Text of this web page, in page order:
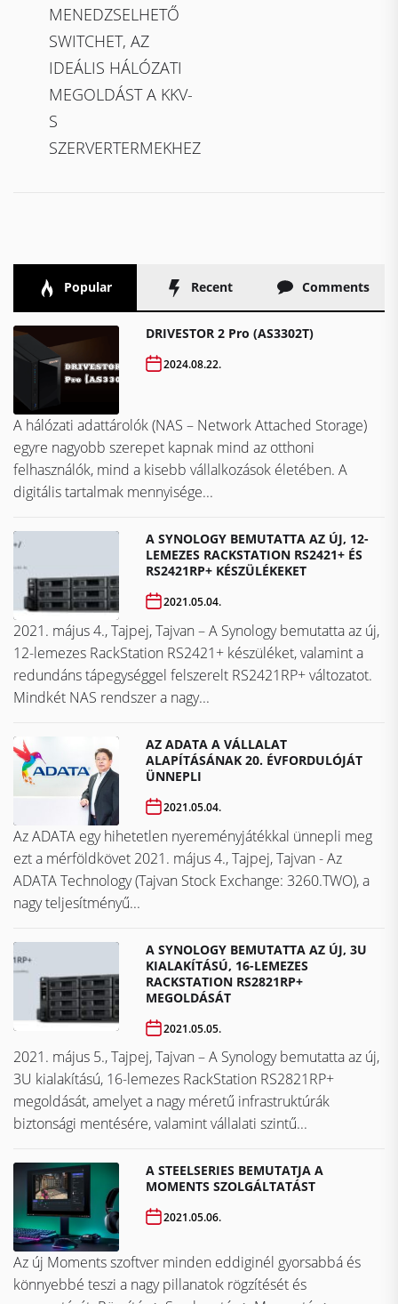
MENEDZSELHETŐ
SWITCHET, AZ
IDEÁLIS HÁLÓZATI
MEGOLDÁST A KKV-
S
SZERVERTERMEKHEZ
Popular Recent Comments
DRIVESTOR 2 Pro (AS3302T)
2024.08.22.
A hálózati adattárolók (NAS – Network Attached Storage)
egyre nagyobb szerepet kapnak mind az otthoni
felhasználók, mind a kisebb vállalkozások életében. A
digitális tartalmak mennyisége...
A SYNOLOGY BEMUTATTA AZ ÚJ, 12-
LEMEZES RACKSTATION RS2421+ ÉS
RS2421RP+ KÉSZÜLÉKEKET
2021.05.04.
2021. május 4., Tajpej, Tajvan – A Synology bemutatta az új,
12-lemezes RackStation RS2421+ készüléket, valamint a
redundáns tápegységgel felszerelt RS2421RP+ változatot.
Mindkét NAS rendszer a nagy...
AZ ADATA A VÁLLALAT
ALAPÍTÁSÁNAK 20. ÉVFORDULÓJÁT
ÜNNEPLI
2021.05.04.
Az ADATA egy hihetetlen nyereményjátékkal ünnepli meg
ezt a mérföldkövet ​​​​​​​2021. május 4., Tajpej, Tajvan - Az
ADATA Technology (Tajvan Stock Exchange: 3260.TWO), a
nagy teljesítményű...
A SYNOLOGY BEMUTATTA AZ ÚJ, 3U
KIALAKÍTÁSÚ, 16-LEMEZES
RACKSTATION RS2821RP+
MEGOLDÁSÁT
2021.05.05.
2021. május 5., Tajpej, Tajvan – A Synology bemutatta az új,
3U kialakítású, 16-lemezes RackStation RS2821RP+
megoldását, amelyet a nagy méretű infrastruktúrák
biztonsági mentésére, valamint vállalati szintű...
A STEELSERIES BEMUTATJA A
MOMENTS SZOLGÁLTATÁST
2021.05.06.
Az új Moments szoftver minden eddiginél gyorsabbá és
könnyebbé teszi a nagy pillanatok rögzítését és